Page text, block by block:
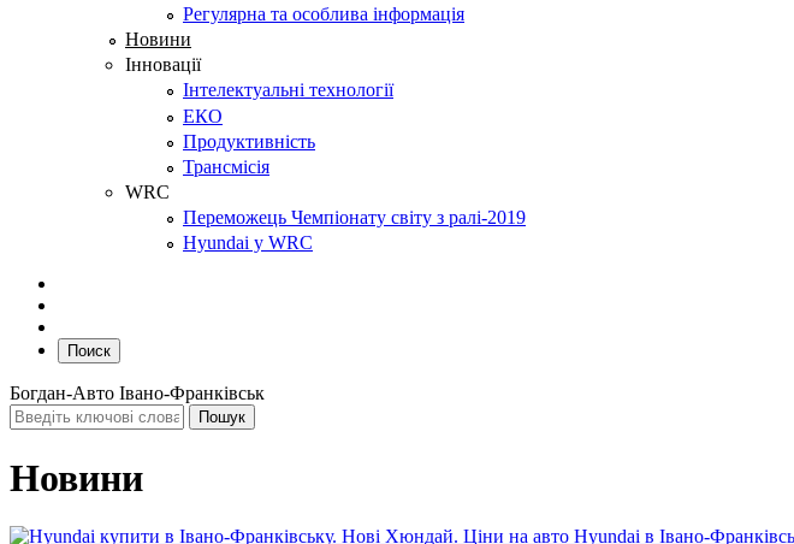
Регулярна та особлива інформація
Новини
Інновації
Інтелектуальні технології
ЕКО
Продуктивність
Трансмісія
WRC
Переможець Чемпіонату світу з ралі-2019
Hyundai у WRC
Поиск
Богдан-Авто Івано-Франківськ
Новини